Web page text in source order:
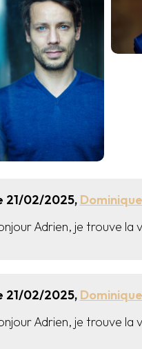
21/02/2025,
Adrien, je trouve la
21/02/2025,
Adrien, je trouve la